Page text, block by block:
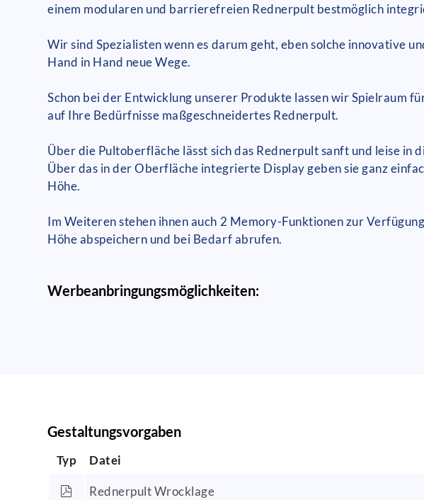
einem modularen und barrierefreien Rednerpult bestmöglich
Wir sind Spezialisten wenn es darum geht, eben solche innovative
Hand in Hand neue Wege.
Schon bei der Entwicklung unserer Produkte lassen wir Spielraum
auf Ihre Bedürfnisse maßgeschneidertes Rednerpult.
Über die Pultoberfläche lässt sich das Rednerpult sanft und leise in
Über das in der Oberfläche integrierte Display geben sie ganz
Höhe.
Im Weiteren stehen ihnen auch 2 Memory-Funktionen zur
Höhe abspeichern und bei Bedarf abrufen.
Werbeanbringungsmöglichkeiten:
Gestaltungsvorgaben
Typ Datei
Rednerpult Wrocklage